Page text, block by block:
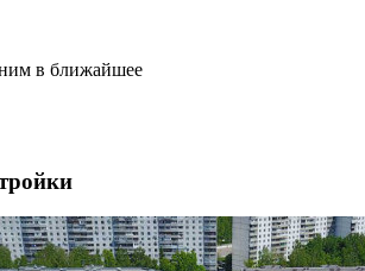
в ближайшее